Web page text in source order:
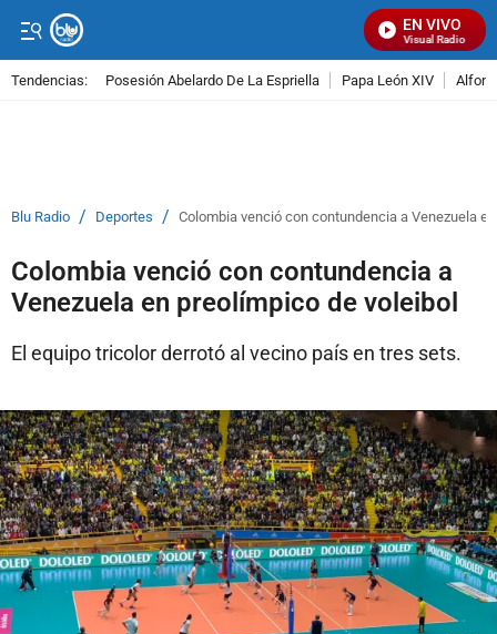
EN VIVO
Señal Visual Radio
Tendencias: Posesión Abelardo De La Espriella Papa León XIV
Blu Radio / Deportes / Colombia venció con contundencia a Venezuela
Colombia venció con contundencia a
Venezuela en preolímpico de voleibol
El equipo tricolor derrotó al vecino país en tres sets.